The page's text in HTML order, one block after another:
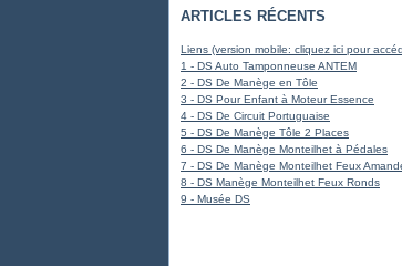
ARTICLES RÉCENTS
Liens (version mobile: cliquez ici pour
1 - DS Auto Tamponneuse ANTEM
2 - DS De Manège en Tôle
3 - DS Pour Enfant à Moteur Essence
4 - DS De Circuit Portuguaise
5 - DS De Manège Tôle 2 Places
6 - DS De Manège Monteilhet à Pédales
7 - DS De Manège Monteilhet Feux
8 - DS Manège Monteilhet Feux Ronds
9 - Musée DS